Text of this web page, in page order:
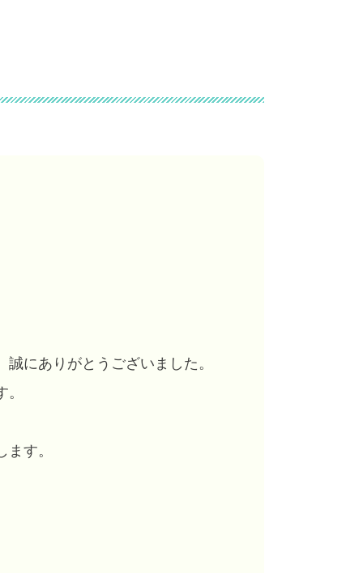
にありがとうございました。
す。